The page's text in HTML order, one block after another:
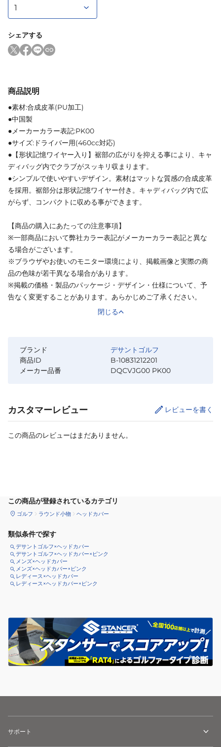
シェアする
商品説明
●素材:合成皮革(PU加工)
●中国製
●メーカーカラー表記:PK00
●サイズ:ドライバー用(460cc対応)
●【形状記憶ワイヤー入り】裾部の広がりを抑える事により、キャ
ディバッグ内でクラブがスッキリ収まります。
●シンプルで使いやすいデザイン。素材はマットな質感の合成皮革
を採用。裾部分は形状記憶ワイヤー付き。キャディバッグ内で広
がらず、コンパクトに収める事ができます。
【商品の購入にあたっての注意事項】
※一部商品において弊社カラー表記がメーカーカラー表記と異な
る場合がございます。
※ブラウザやお使いのモニター環境により、掲載画像と実際の商
品の色味が若干異なる場合があります。
※掲載の価格・製品のパッケージ・デザイン・仕様について、予
告なく変更することがあります。あらかじめご了承ください。
閉じる
ブランド
デサントゴルフ
商品ID
B-10831212201
メーカー品番
DQCVJG00 PK00
カスタマーレビュー レビューを書く
この商品のレビューはまだありません。
この商品が登録されているカテゴリ
ゴルフ ラウンド小物 ヘッドカバー
類似条件で探す
デサントゴルフ×ヘッドカバー
デサントゴルフ×ヘッドカバー×ピンク
メンズ×ヘッドカバー
メンズ×ヘッドカバー×ピンク
レディース×ヘッドカバー
レディース×ヘッドカバー×ピンク
サポート